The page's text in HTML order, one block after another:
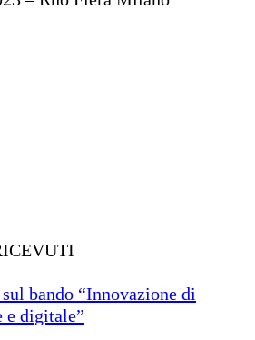
bando “Innovazione di
e digitale”